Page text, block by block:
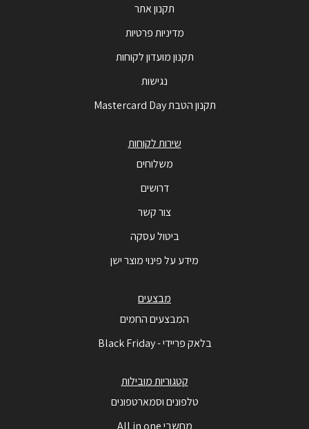
תקנון אתר
מדיניות פרטיות
תקנון מועדון לקוחות
נגישות
תקנון הטבת Mastercard Day
שירות לקוחות
משלוחים
דרושים
צור קשר
ביטול עסקה
מידע על פינוי מוצר ישן
מבצעים
המבצעים החמים
בלאק פריידי - Black Friday
קטגוריות מובילות
טלפונים וסמארטפונים
מחשבי All in one